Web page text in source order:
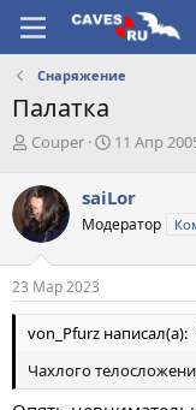
Снаряжение
Палатка
А
т
о
р
т
е
м
ы
Couper
Д
а
н
ч
л
а
11 Апр
saiLor
Модератор
23 Мар 2023
von_Pfurz написал(а):
Чахлого